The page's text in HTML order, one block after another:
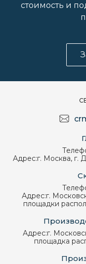
стоимость и
Адрес:г. Москва, г.
Адрес:г.
площадки
Адрес:г.
площадка